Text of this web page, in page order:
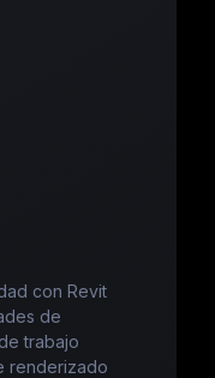
con Revit
de
trabajo
renderizado